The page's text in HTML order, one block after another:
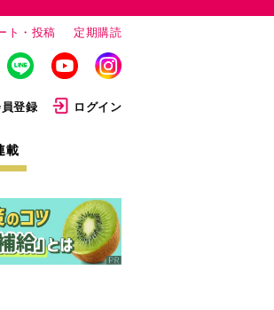
ト・投稿 定期購読
登録 ログイン
載